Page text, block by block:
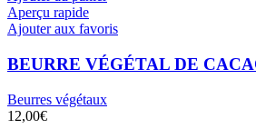
Aperçu rapide
Ajouter aux favoris
BEURRE VÉGÉTAL DE
Beurres végétaux
12,00€